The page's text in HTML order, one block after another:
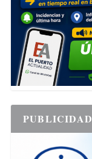
PUBLICIDAD